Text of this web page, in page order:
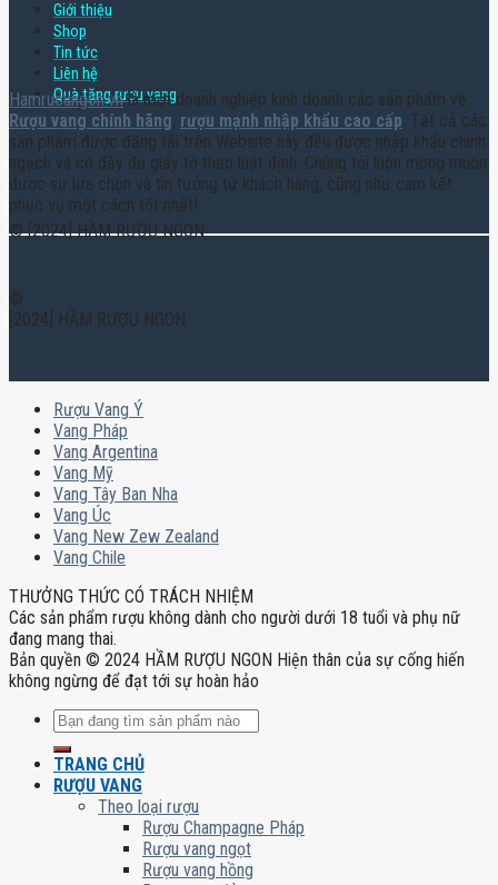
Giới thiệu
Shop
Tin tức
Liên hệ
Quà tặng rượu vang
Hamruoungon.vnlà một doanh nghiệp kinh doanh các sản phẩm về
Rượu vang chính hãng, rượu mạnh nhập khẩu cao cấp. Tất cả các
sản phẩm được đăng tải trên Website này đều được nhập khẩu chính
ngạch và có đầy đủ giấy tờ theo luật định. Chúng tôi luôn mong muốn
được sự lựa chọn và tin tưởng từ khách hàng, cũng như cam kết
phục vụ một cách tốt nhất!
© [2024] HẦM RƯỢU NGON
©
[2024] HẦM RƯỢU NGON
Rượu Vang Ý
Vang Pháp
Vang Argentina
Vang Mỹ
Vang Tây Ban Nha
Vang Úc
Vang New Zew Zealand
Vang Chile
THƯỞNG THỨC CÓ TRÁCH NHIỆM
Các sản phẩm rượu không dành cho người dưới 18 tuổi và phụ nữ
đang mang thai.
Bản quyền © 2024 HẦM RƯỢU NGON Hiện thân của sự cống hiến
không ngừng để đạt tới sự hoàn hảo
Tìm
TRANG CHỦ
RƯỢU VANG
Theo loại rượu
Rượu Champagne Pháp
Rượu vang ngọt
Rượu vang hồng